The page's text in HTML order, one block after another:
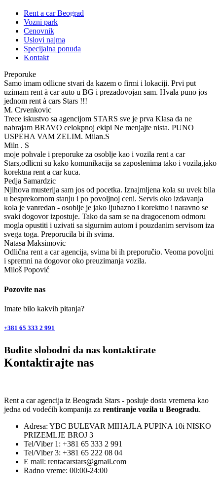
Rent a car Beograd
Vozni park
Cenovnik
Uslovi najma
Specijalna ponuda
Kontakt
Preporuke
Samo imam odlicne stvari da kazem o firmi i lokaciji. Prvi put
uzimam rent à car auto u BG i prezadovojan sam. Hvala puno jos
jednom rent à cars Stars !!!
M. Crvenkovic
Trece iskustvo sa agencijom STARS sve je prva Klasa da ne
nabrajam BRAVO celokpnoj ekipi Ne menjajte nista. PUNO
USPEHA VAM ZELIM. Milan.S
Miln . S
moje pohvale i preporuke za osoblje kao i vozila rent a car
Stars,odlicni su kako komunikacija sa zaposlenima tako i vozila,jako
korektna rent a car kuca.
Pedja Samardzic
Njihova musterija sam jos od pocetka. Iznajmljena kola su uvek bila
u besprekornom stanju i po povoljnoj ceni. Servis oko izdavanja
kola je vanredan - osoblje je jako ljubazno i korektno i naravno se
svaki dogovor izpostuje. Tako da sam se na dragocenom odmoru
mogla opustiti i uzivati sa sigurnim autom i pouzdanim servisom iza
svega toga. Preporucila bi ih svima.
Natasa Maksimovic
Odlična rent a car agencija, svima bi ih preporučio. Veoma povoljni
i spremni na dogovor oko preuzimanja vozila.
Miloš Popović
Pozovite nas
Imate bilo kakvih pitanja?
+381 65 333 2 991
Budite slobodni da nas kontaktirate
Kontaktirajte nas
Rent a car agencija iz Beograda Stars - posluje dosta vremena kao
jedna od vodećih kompanija za rentiranje vozila u Beogradu.
Adresa: YBC BULEVAR MIHAJLA PUPINA 10i NISKO
PRIZEMLJE BROJ 3
Tel/Viber 1: +381 65 333 2 991
Tel/Viber 3: +381 65 222 08 04
E mail: rentacarstars@gmail.com
Radno vreme: 00:00-24:00